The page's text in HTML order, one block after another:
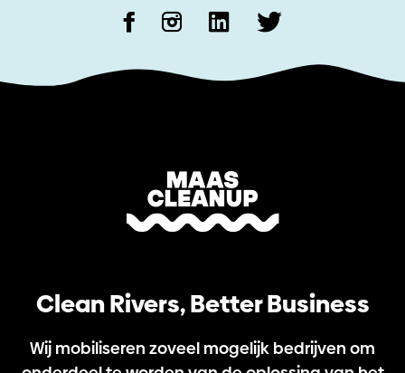
Clean Rivers, Better Business
Wij mobiliseren zoveel mogelijk bedrijven om